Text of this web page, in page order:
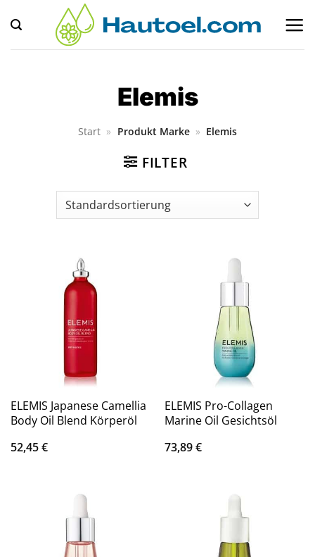
Inhalt
springen
Elemis
Start » Produkt Marke » Elemis
FILTER
ELEMIS Japanese Camellia
Body Oil Blend Körperöl
52,45€
ELEMIS Pro-Collagen
Marine Oil Gesichtsöl
73,89€